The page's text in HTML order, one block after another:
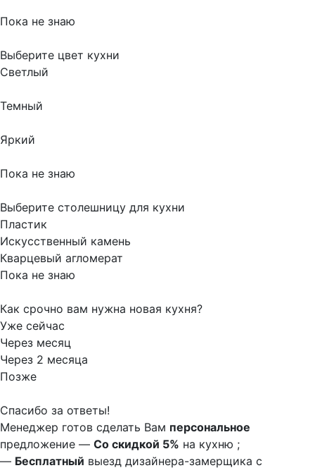
Пока не знаю
Выберите цвет кухни
Светлый
Темный
Яркий
Пока не знаю
Выберите столешницу для кухни
Пластик
Искусственный камень
Кварцевый агломерат
Пока не знаю
Как срочно вам нужна новая кухня?
Уже сейчас
Через месяц
Через 2 месяца
Позже
Спасибо за ответы!
Менеджер готов сделать Вам персональное
предложение — Со скидкой 5% на кухню ;
— Бесплатный выезд дизайнера-замерщика с